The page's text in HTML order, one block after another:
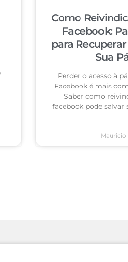
Como
Facebook:
para
Sua
Perder o acesso à
Facebook é mais
Saber como
facebook pode salvar
Mauricio